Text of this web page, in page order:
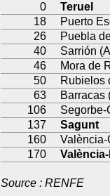
0
Teruel
18
Puerto
26
Puebla
40
Sarrión
46
Mora de
50
Rubielos
63
Barracas
106
Segorbe-
137
Sagunt
160
170
Source : RENFE